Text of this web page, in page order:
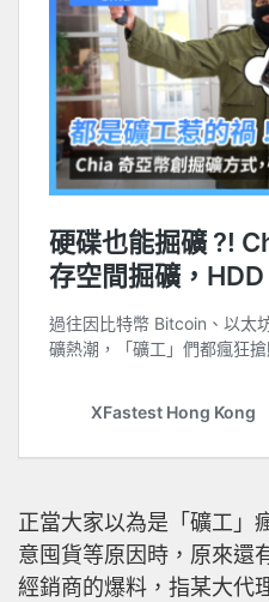
正當大家以為是「礦工」
意囤貨等原因時，原來還
經銷商的爆料，指某大代